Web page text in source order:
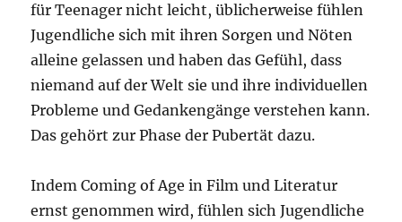
für Teenager nicht leicht, üblicherweise fühlen
Jugendliche sich mit ihren Sorgen und Nöten
alleine gelassen und haben das Gefühl, dass
niemand auf der Welt sie und ihre individuellen
Probleme und Gedankengänge verstehen kann.
Das gehört zur Phase der Pubertät dazu.
Indem Coming of Age in Film und Literatur
ernst genommen wird, fühlen sich Jugendliche